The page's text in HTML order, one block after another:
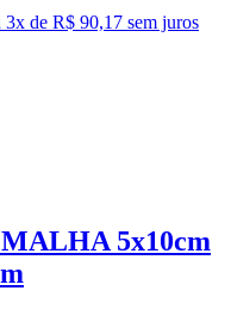
3x de R$ 90,17 sem juros
5x10cm